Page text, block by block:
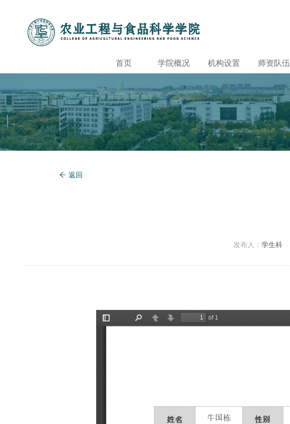
首页 学院概况 机构设置 师资队伍
返回
发布人： 学生科